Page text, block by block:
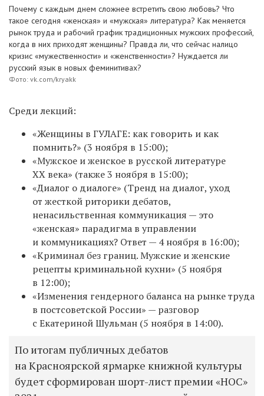
Почему с каждым днем сложнее встретить свою любовь? Что
такое сегодня «женская» и «мужская» литература? Как меняется
рынок труда и рабочий график традиционных мужских профессий,
когда в них приходят женщины? Правда ли, что сейчас налицо
кризис «мужественности» и «женственности»? Нуждается ли
русский язык в новых феминитивах?
Фото: vk.com/kryakk
Среди лекций:
«Женщины в ГУЛАГЕ: как говорить и как
помнить?» (3 ноября в 15:00);
«Мужское и женское в русской литературе
XX века» (также 3 ноября в 15:00);
«Диалог о диалоге» (Тренд на диалог, уход
от жесткой риторики дебатов,
ненасильственная коммуникация — это
«женская» парадигма в управлении
и коммуникациях? Ответ — 4 ноября в 16:00);
«Криминал без границ. Мужские и женские
рецепты криминальной кухни» (5 ноября
в 12:00);
«Изменения гендерного баланса на рынке труда
в постсоветской России» — разговор
с Екатериной Шульман (5 ноября в 14:00).
По итогам публичных дебатов
на Красноярской ярмарке книжной культуры
будет сформирован шорт-лист премии «НОС»